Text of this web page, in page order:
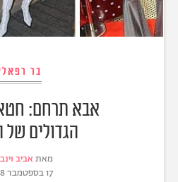
בר
אבא תרחם:
הגדולים
מאת אביב
17 בספטמבר 2018